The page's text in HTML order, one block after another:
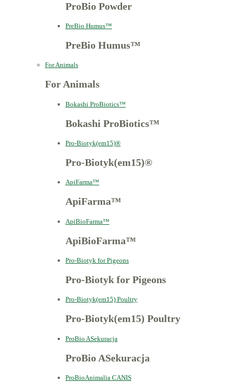
ProBio Powder
PreBio Humus™
PreBio Humus™
For Animals
For Animals
Bokashi ProBiotics™
Bokashi ProBiotics™
Pro-Biotyk(em15)®
Pro-Biotyk(em15)®
ApiFarma™
ApiFarma™
ApiBioFarma™
ApiBioFarma™
Pro-Biotyk for Pigeons
Pro-Biotyk for Pigeons
Pro-Biotyk(em15) Poultry
Pro-Biotyk(em15) Poultry
ProBio ASekuracja
ProBio ASekuracja
ProBioAnimalia CANIS